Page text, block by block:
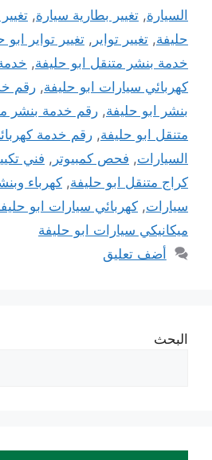
السيارة, تغيير بطارية سيارة,
حليفة, تغيير تواير , تغيير تواير ابو
خدمة بنشر متنقل ابو حليفة,
كهربائي سيارات ابو حليفة, رقم
بنشر ابو حليفة, رقم خدمة بنشر
متنقل ابو حليفة, رقم خدمة
السيارات, فحص كمبيوتر , فني
كراج متنقل ابو حليفة, كهرباء
سيارات, كهربائي سيارات ابو
ميكانيكي سيارات ابو حليفة
أضف تعليق
البحث